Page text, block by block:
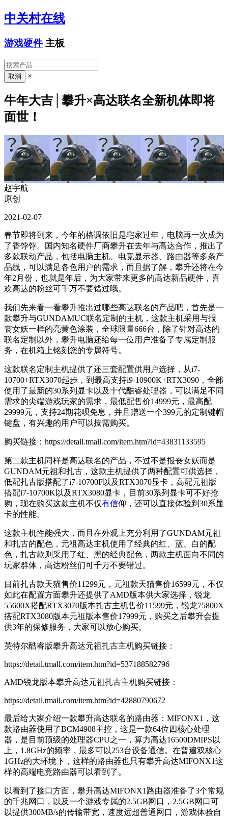
中关村在线
游戏硬件 主板
×
牛年大吉│攀升×高达联名全新机体即将
面世！
赵宇航
原创
2021-02-07
春节即将到来，今年的格调依旧是宅家过年，电脑再一次成为
了香饽饽。国内知名硬件厂商攀升在去年与高达合作，推出了
多款联动产品，包括电脑主机、电竞显示器、路由器等多条产
品线，可以满足各色用户的需求，而且据了解，攀升还将在今
年2月份，也就是年后，为大家带来更多的高达新品硬件，喜
欢高达的粉丝可千万不要错过哦。
我们先来看一看攀升推出过哪些高达联名的产品吧，首先是一
款攀升与GUNDAMUC联名定制的主机，这款主机采用与报
丧女妖一样的亮黄色涂装，全球限量666台，除了针对高达的
联名定制以外，攀升电脑还给每一位用户准备了专属定制服
务，在机箱上铭刻您的专属符号。
这款联名定制主机提供了还三套配置供用户选择，从i7-
10700+RTX3070起步，到最高支持i9-10900K+RTX3090，全部
使用了最新的30系列显卡以及十代酷睿处理器，可以满足不同
需求的尖端游戏玩家的需求，最低配售价14999元，最高配
29999元，支持24期花呗免息，并且赠送一个399元的定制键帽
键盘，有兴趣的用户可以按需购买。
购买链接：https://detail.tmall.com/item.htm?id=43831133595
第二款主机同样是高达联名的产品，不过不是报丧女妖而是
GUNDAM元祖和扎古，这款主机提供了两种配置可供选择，
低配扎古版搭配了i7-10700F以及RTX3070显卡，高配元祖版
搭配i7-10700K以及RTX3080显卡，目前30系列显卡可不好抢
购，现在购买这款主机不仅有信仰，还可以直接体验到30系显
卡的性能。
这款主机性能强大，而且在外观上充分利用了GUNDAM元祖
和扎古的配色，元祖高达主机使用了经典的红、蓝、白的配
色，扎古款则采用了红、黑的经典配色，两款主机面向不同的
玩家群体，高达粉丝们可千万不要错过。
目前扎古款天猫售价11299元，元祖款天猫售价16599元，不仅
如此在配置方面攀升还提供了AMD版本供大家选择，锐龙
55600X搭配RTX3070版本扎古主机售价11599元，锐龙75800X
搭配RTX3080版本元祖版本售价17999元，购买之后攀升会提
供3年的保修服务，大家可以放心购买。
英特尔酷睿版攀升高达元祖扎古主机购买链接：
https://detail.tmall.com/item.htm?id=537188582796
AMD锐龙版本攀升高达元祖扎古主机购买链接：
https://detail.tmall.com/item.htm?id=42880790672
最后给大家介绍一款攀升高达联名的路由器：MIFONX1，这
款路由器使用了BCM4908主控，这是一款64位四核心处理
器，是目前顶级的处理器CPU之一，算力高达16500DMIPS以
上，1.8GHz的频率，最多可以253台设备通信。在普遍双核心
1GHz的大环境下，这样的路由器也只有攀升高达MIFONX1这
样的高端电竞路由器可以看到了。
以看到了接口方面，攀升高达MIFONX1路由器准备了3个常规
的千兆网口，以及一个游戏专属的2.5GB网口，2.5GB网口可
以提供300MB/s的传输带宽，速度远超普通网口，游戏体验自